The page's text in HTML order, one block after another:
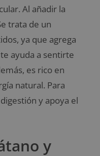
Al añadir la
trata de un
ya que agrega
ayuda a sentirte
es rico en
natural. Para
y apoya el
y